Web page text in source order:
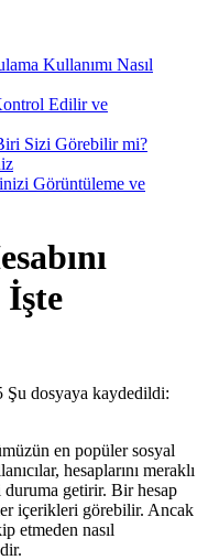
Kullanımı Nasıl
Edilir ve
Sizi Görebilir mi?
Görüntüleme ve
Şu dosyaya kaydedildi:
en popüler sosyal
hesaplarını meraklı
duruma getirir. Bir hesap
içerikleri görebilir. Ancak
etmeden nasıl